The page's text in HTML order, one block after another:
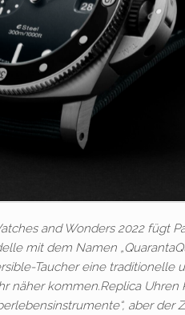
and Wonders 2022 fügt
mit dem Namen
Taucher eine
näher kommen.Replica
aber der